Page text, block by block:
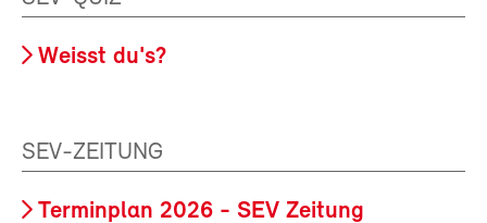
Weisst du's?
SEV-ZEITUNG
Terminplan 2026 - SEV Zeitung